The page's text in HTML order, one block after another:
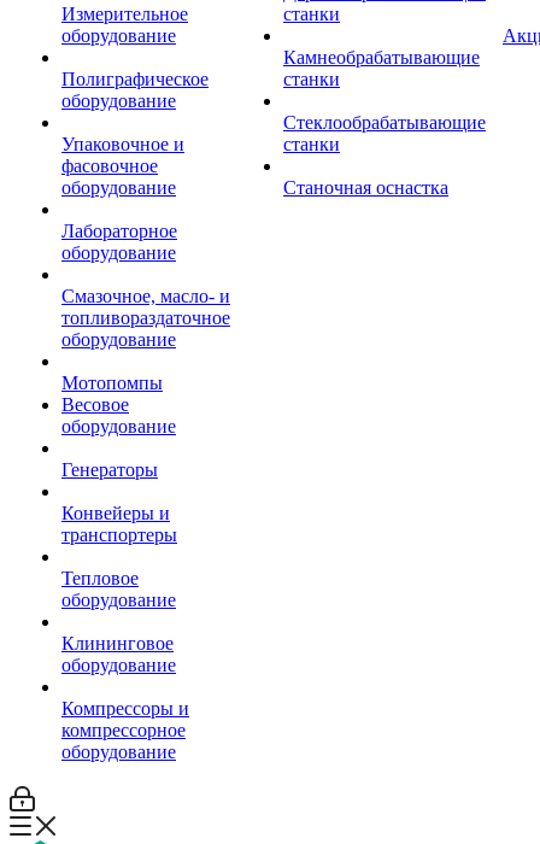
Измерительное
оборудование
Полиграфическое
оборудование
Упаковочное и
фасовочное
оборудование
Лабораторное
оборудование
Смазочное, масло- и
топливораздаточное
оборудование
Мотопомпы
Весовое
оборудование
Генераторы
Конвейеры и
транспортеры
Тепловое
оборудование
Клининговое
оборудование
Компрессоры и
компрессорное
оборудование
станки
Камнеобрабатывающие
станки
Стеклообрабатывающие
станки
Станочная оснастка